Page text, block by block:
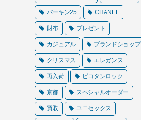
バーキン25 CHANEL
財布 プレゼント
カジュアル ブランドショップ
クリスマス エレガンス
再入荷 ピコタンロック
京都 スペシャルオーダー
買取 ユニセックス